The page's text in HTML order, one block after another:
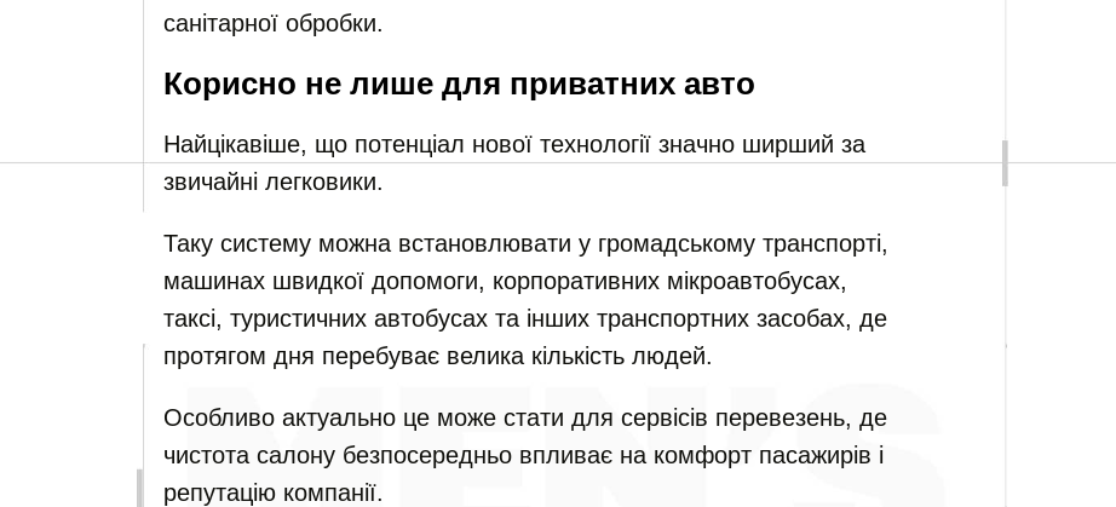
санітарної обробки.
Корисно не лише для приватних авто
Найцікавіше, що потенціал нової технології значно ширший за
звичайні легковики.
Таку систему можна встановлювати у громадському транспорті,
машинах швидкої допомоги, корпоративних мікроавтобусах,
таксі, туристичних автобусах та інших транспортних засобах, де
протягом дня перебуває велика кількість людей.
Особливо актуально це може стати для сервісів перевезень, де
чистота салону безпосередньо впливає на комфорт пасажирів і
репутацію компанії.